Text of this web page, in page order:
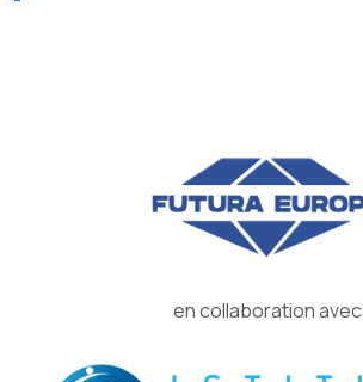
en collaboration avec